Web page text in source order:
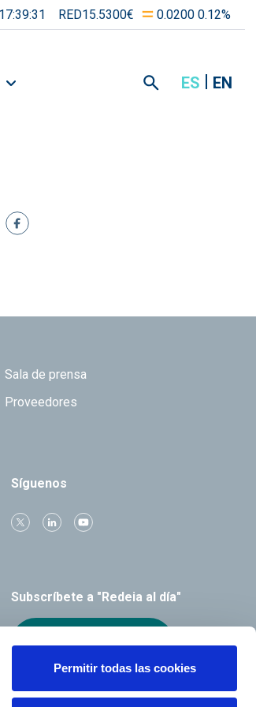
Permitir todas las cookies
17:39:31 RED15.5300€ 0.0200 0.12%
ES EN
Sala de prensa
Proveedores
Síguenos
Subscríbete a "Redeia al día"
Recibe el boletín